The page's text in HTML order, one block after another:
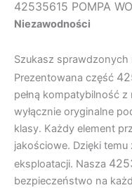
42535615 POMPA
Niezawodności
Szukasz
Prezentowana część
pełną kompatybilność
wyłącznie oryginalne
klasy. Każdy element
jakościowe. Dzięki
eksploatacji. Nasza
bezpieczeństwo na